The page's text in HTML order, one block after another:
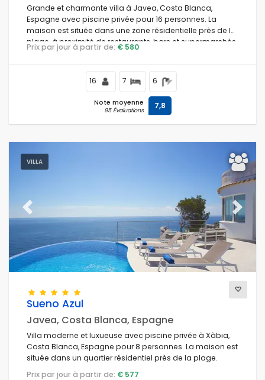
Grande et charmante villa à Javea, Costa Blanca,
Espagne avec piscine privée pour 16 personnes. La
maison est située dans une zone résidentielle près de la
plage, à proximité de restaurants, bars et supermarchés,
à 1 km de la plage El Arenal, Javea et à 1 km de la mer
Prix par jour à partir de: € 580
16 7 6
Note moyenne
95 Évaluations 7,8
VILLA
Previous Next
Sueno Azul
Javea, Costa Blanca, Espagne
Villa moderne et luxueuse avec piscine privée à Xàbia,
Costa Blanca, Espagne pour 8 personnes. La maison est
située dans un quartier résidentiel près de la plage.
Prix par jour à partir de: € 577